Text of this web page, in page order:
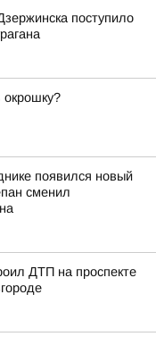
поступило
появился новый
сменил
ДТП на проспекте